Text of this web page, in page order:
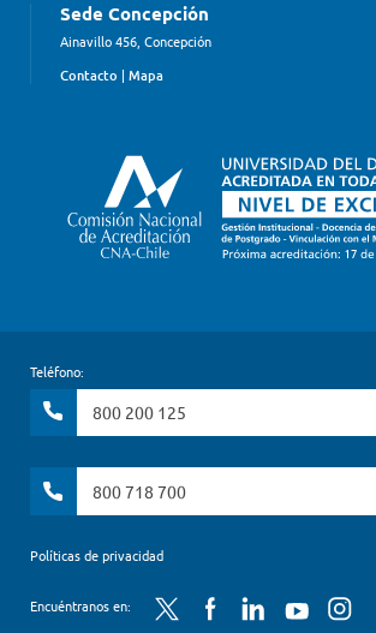
Sede Concepción
Ainavillo 456, Concepción
Contacto | Mapa
Teléfono:
800 200 125
800 718 700
Políticas de privacidad
Encuéntranos en: Twitter FacebookLinkedInYouTubeInstagram